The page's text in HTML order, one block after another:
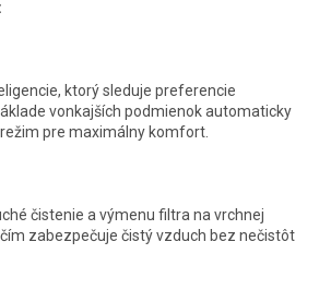
ktorý sleduje preferencie
vonkajších podmienok automaticky
pre maximálny komfort.
čistenie a výmenu filtra na vrchnej
zabezpečuje čistý vzduch bez nečistôt